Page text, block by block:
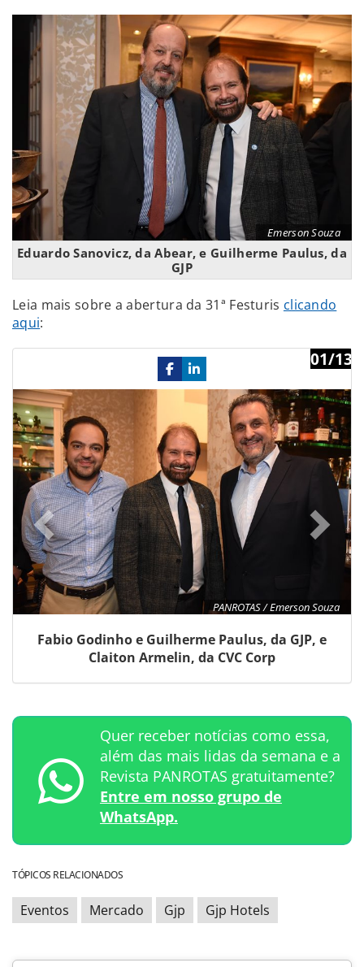
Emerson Souza
Eduardo Sanovicz, da Abear, e Guilherme Paulus, da
GJP
Leia mais sobre a abertura da 31ª Festuris clicando
aqui:
PANROTAS / Emerson Souza
01/13
Fabio Godinho e Guilherme Paulus, da GJP, e
Claiton Armelin, da CVC Corp
Previous
Quer receber notícias como essa,
além das mais lidas da semana e a
Revista PANROTAS gratuitamente?
Entre em nosso grupo de
WhatsApp.
TÓPICOS RELACIONADOS
Eventos Mercado Gjp Gjp Hotels